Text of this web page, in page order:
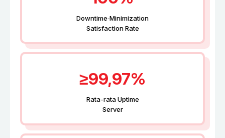
Downtime‑Minimization
Satisfaction Rate
≥99,97%
Rata-rata Uptime
Server